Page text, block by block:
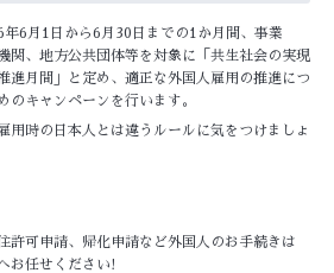
6月1日から6月30日までの1か月間、事業
関、地方公共団体等を対象に「共生社会の実現
進月間」と定め、適正な外国人雇用の推進につ
のキャンペーンを行います。
用時の日本人とは違うルールに気をつけましょ
許可申請、帰化申請など外国人のお手続きは
お任せください!